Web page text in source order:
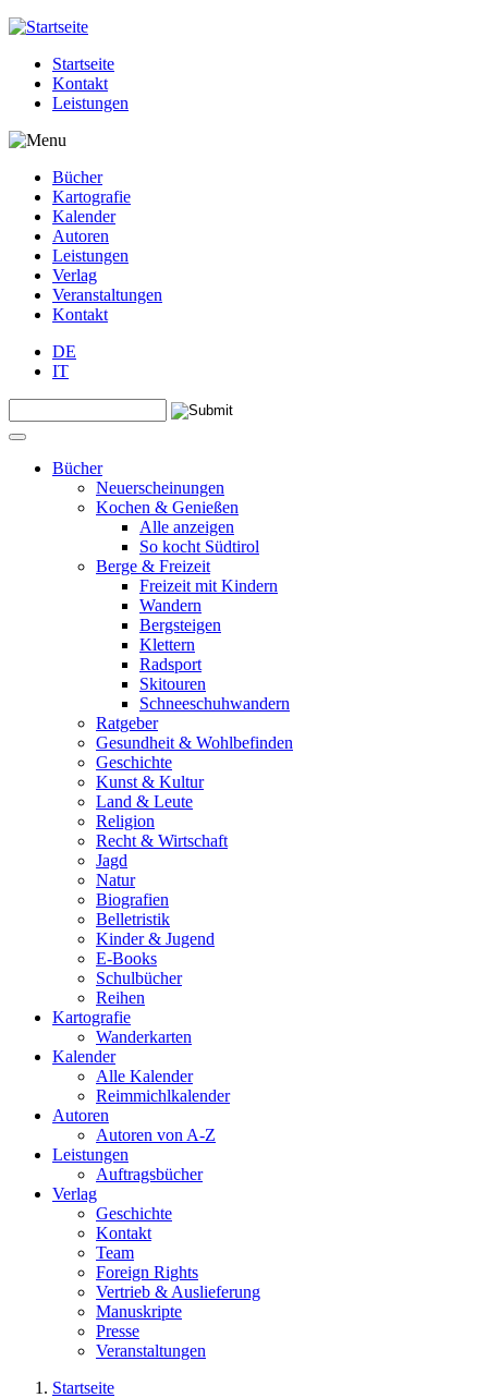
Jump to navigation
Startseite
Kontakt
Leistungen
Bücher
Kartografie
Kalender
Autoren
Leistungen
Verlag
Veranstaltungen
Kontakt
DE
IT
Suchformular
Bücher
Neuerscheinungen
Kochen & Genießen
Alle anzeigen
So kocht Südtirol
Berge & Freizeit
Freizeit mit Kindern
Wandern
Bergsteigen
Klettern
Radsport
Skitouren
Schneeschuhwandern
Ratgeber
Gesundheit & Wohlbefinden
Geschichte
Kunst & Kultur
Land & Leute
Religion
Recht & Wirtschaft
Jagd
Natur
Biografien
Belletristik
Kinder & Jugend
E-Books
Schulbücher
Reihen
Kartografie
Wanderkarten
Kalender
Alle Kalender
Reimmichlkalender
Autoren
Autoren von A-Z
Leistungen
Auftragsbücher
Verlag
Geschichte
Kontakt
Team
Foreign Rights
Vertrieb & Auslieferung
Manuskripte
Presse
Veranstaltungen
Startseite